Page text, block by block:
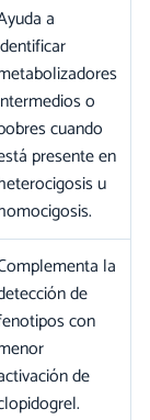
a
o
cuando
presente en
u
la
de
con
de